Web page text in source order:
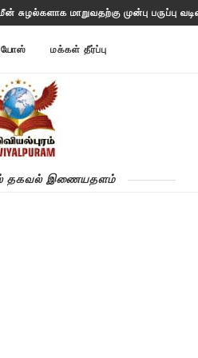
மாறுவதற்கு முன்பு பருப்பு
மக்கள் தீர்ப்பு
தகவல் இணையதளம்